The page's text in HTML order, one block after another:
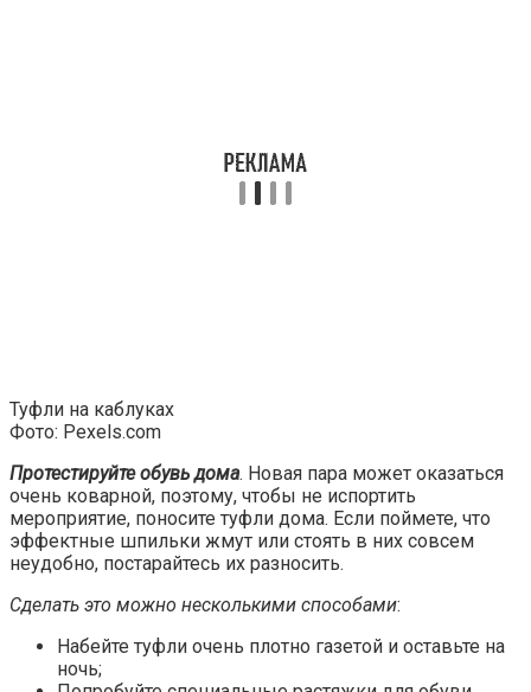
Туфли на каблуках
Фото: Pexels.com
Протестируйте обувь дома. Новая пара может оказаться
очень коварной, поэтому, чтобы не испортить
мероприятие, поносите туфли дома. Если поймете, что
эффектные шпильки жмут или стоять в них совсем
неудобно, постарайтесь их разносить.
Сделать это можно несколькими способами:
Набейте туфли очень плотно газетой и оставьте на
ночь;